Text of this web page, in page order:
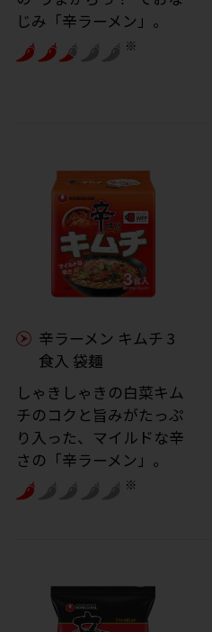
じみ「辛ラーメン」。
※
辛ラーメン キムチ 3
食入 袋麺
しゃきしゃきの白菜キム
チのコクと旨みがたっぷ
り入った、マイルドな辛
さの「辛ラーメン」。
※